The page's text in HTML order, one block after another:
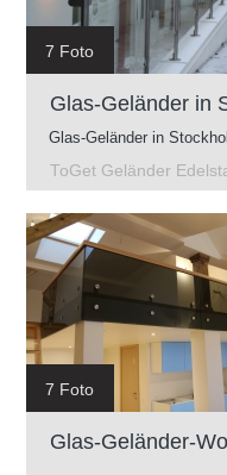
7 Foto
Glas-Geländer in
Glas-Geländer in
ToGet Geländer
7 Foto
Glas-Geländer-